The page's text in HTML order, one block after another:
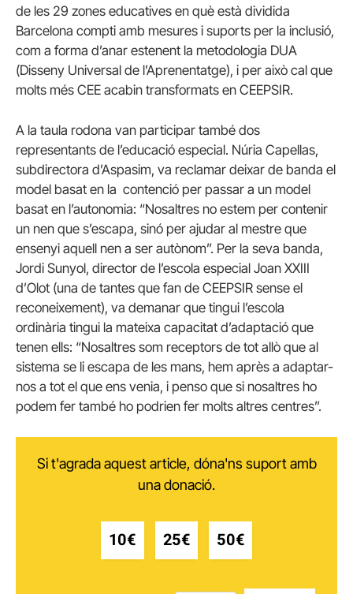
de les 29 zones educatives en què està dividida
Barcelona compti amb mesures i suports per la inclusió,
com a forma d’anar estenent la metodologia DUA
(Disseny Universal de l’Aprenentatge), i per això cal que
molts més CEE acabin transformats en CEEPSIR.
A la taula rodona van participar també dos
representants de l’educació especial. Núria Capellas,
subdirectora d’Aspasim, va reclamar deixar de banda el
model basat en la contenció per passar a un model
basat en l’autonomia: “Nosaltres no estem per contenir
un nen que s’escapa, sinó per ajudar al mestre que
ensenyi aquell nen a ser autònom”. Per la seva banda,
Jordi Sunyol, director de l’escola especial Joan XXIII
d’Olot (una de tantes que fan de CEEPSIR sense el
reconeixement), va demanar que tingui l’escola
ordinària tingui la mateixa capacitat d’adaptació que
tenen ells: “Nosaltres som receptors de tot allò que al
sistema se li escapa de les mans, hem après a adaptar-
nos a tot el que ens venia, i penso que si nosaltres ho
podem fer també ho podrien fer molts altres centres”.
Si t'agrada aquest article, dóna'ns suport amb
una donació.
10€ 25€ 50€